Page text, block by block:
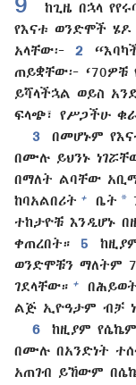
ከጊዜ በኋላ
የእናቱ ወንድሞች ሄዶ
አላቸው፦
2
ጠይቋቸው፦ ‘70ዎቹ
ይሻላችኋል ወይስ
ፍላጭ፣ የሥጋችሁ
3
በመሆኑም
በሙሉ ይህንኑ
በማለት ልባቸው
ከባአልበሪት + ቤት *
ተከታዮቹ እንዲሆኑ
ቀጠረበት።
5
ወንድሞቹን ማለትም
ገደላቸው። +
ልጅ ኢዮዓታም ብቻ
6
ከዚያም
በሙሉ በአንድነት
አጠገብ ይኸውም